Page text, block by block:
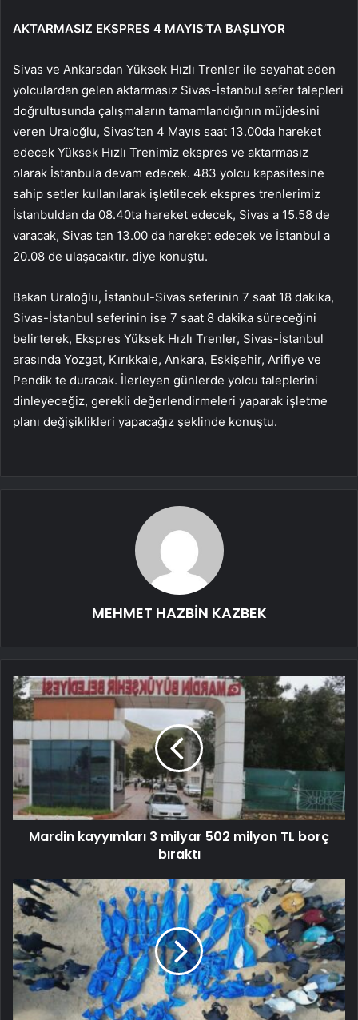
AKTARMASIZ EKSPRES 4 MAYIS’TA BAŞLIYOR
Sivas ve Ankaradan Yüksek Hızlı Trenler ile seyahat eden
yolculardan gelen aktarmasız Sivas-İstanbul sefer talepleri
doğrultusunda çalışmaların tamamlandığının müjdesini
veren Uraloğlu, Sivas’tan 4 Mayıs saat 13.00da hareket
edecek Yüksek Hızlı Trenimiz ekspres ve aktarmasız
olarak İstanbula devam edecek. 483 yolcu kapasitesine
sahip setler kullanılarak işletilecek ekspres trenlerimiz
İstanbuldan da 08.40ta hareket edecek, Sivas a 15.58 de
varacak, Sivas tan 13.00 da hareket edecek ve İstanbul a
20.08 de ulaşacaktır. diye konuştu.
Bakan Uraloğlu, İstanbul-Sivas seferinin 7 saat 18 dakika,
Sivas-İstanbul seferinin ise 7 saat 8 dakika süreceğini
belirterek, Ekspres Yüksek Hızlı Trenler, Sivas-İstanbul
arasında Yozgat, Kırıkkale, Ankara, Eskişehir, Arifiye ve
Pendik te duracak. İlerleyen günlerde yolcu taleplerini
dinleyeceğiz, gerekli değerlendirmeleri yaparak işletme
planı değişiklikleri yapacağız şeklinde konuştu.
MEHMET HAZBİN KAZBEK
Mardin kayyımları 3 milyar 502 milyon TL borç
bıraktı